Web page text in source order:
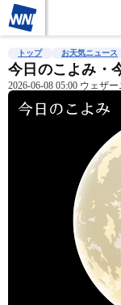
雨雲レーダー 台風
トップ お天気ニュース
今日のこよみ・
2026-06-08 05:00 ウェザ